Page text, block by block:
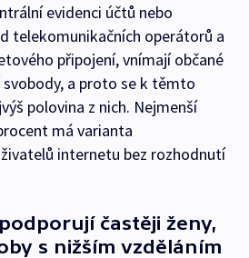
evidenci účtů nebo
telekomunikačních operátorů a
připojení, vnímají občané
a proto se k těmto
polovina z nich. Nejmenší
má varianta
internetu bez rozhodnutí
častěji ženy,
s nižším vzděláním